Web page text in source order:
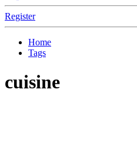
Register
Home
Tags
cuisine